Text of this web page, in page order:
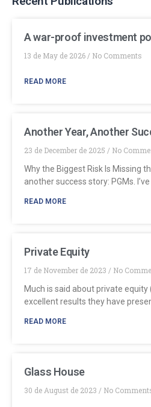
A war-proof investment
13 de May de 2026 No Comments
READ MORE
Another Year, Another
23 de December de 2025
No
Why the Biggest Risk Is Missing
another success story: PGMs. I’ve
READ MORE
Private Equity
17 de November de 2023
No
Much is said about private equity
excellent results they have
READ MORE
Glass House
30 de August de 2023 No